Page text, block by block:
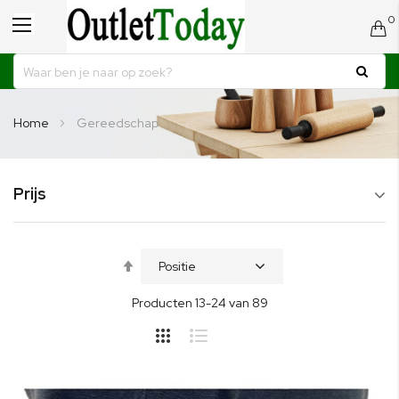
Toggle
0
Home Gereedschap
Prijs
Producten 13-24 van 89
Van
hoog
naar